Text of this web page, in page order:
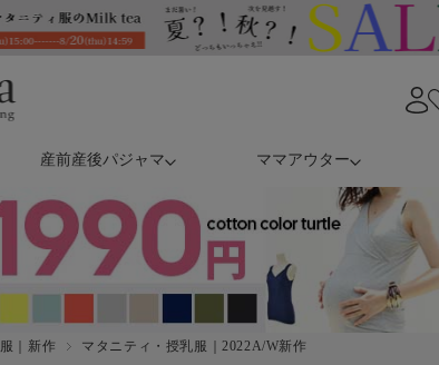
産前産後パジャマ ママアウター
｜新作
マタニティ・授乳服｜2022A/W新作